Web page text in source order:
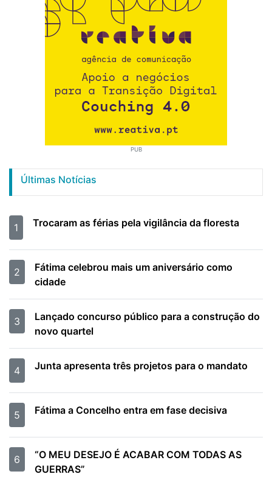
PUB
Últimas Notícias
1 Trocaram as férias pela vigilância da floresta
2
Fátima celebrou mais um aniversário como
cidade
3
Lançado concurso público para a construção do
novo quartel
4 Junta apresenta três projetos para o mandato
5 Fátima a Concelho entra em fase decisiva
6
“O MEU DESEJO É ACABAR COM TODAS AS
GUERRAS”